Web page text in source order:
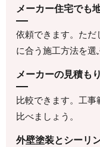
メーカー住宅でも
依頼できます。ただ
に合う施工方法を選
メーカーの見積も
比較できます。工
比べましょう。
外壁塗装とシーリ